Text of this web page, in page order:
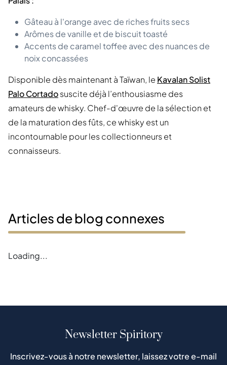
Gâteau à l'orange avec de riches fruits secs
Arômes de vanille et de biscuit toasté
Accents de caramel toffee avec des nuances de
noix concassées
Disponible dès maintenant à Taïwan, le Kavalan Solist
Palo Cortadosuscite déjà l’enthousiasme des
amateurs de whisky. Chef-d'œuvre de la sélection et
de la maturation des fûts, ce whisky est un
incontournable pour les collectionneurs et
connaisseurs.
Articles de blog connexes
Loading...
Newsletter Spiritory
Inscrivez-vous à notre newsletter, laissez votre e-mail